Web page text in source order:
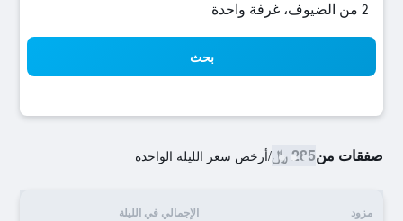
2 من الضيوف، غرفة واحدة
بحث
صفقات من285 ﷼ /أرخص سعر الليلة الواحدة
مزود الإجمالي في الليلة